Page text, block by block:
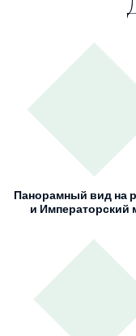
Панорамный вид на
и Императорский